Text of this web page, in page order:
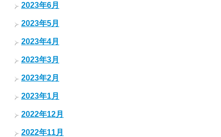
2023年6月
2023年5月
2023年4月
2023年3月
2023年2月
2023年1月
2022年12月
2022年11月